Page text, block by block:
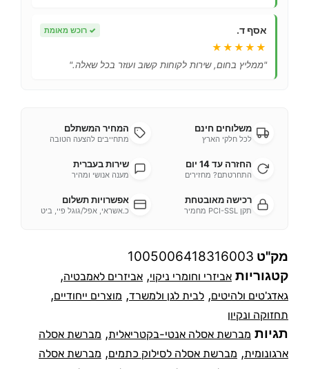
אסף ד. ✓ רוכש מאומת
★★★★★
"ממליץ בחום, שירות לקוחות קשוב ועוזר בכל שאלה."
משלוחים חינם
לכל חלקי הארץ
המחיר המשתלם
מתחייבים להצעה הטובה
החזרה עד 14 יום
התחרטתם? מחזירים
שירות בעברית
מענה אנושי ומהיר
רכישה מאובטחת
תקן PCI-SSL מחמיר
אפשרויות תשלום
כ.אשראי, אפל/גוגל פיי, ביט
מק"ט 1005006418316003
קטגוריות אביזרי וחומרי ניקוי, אביזרים לאמבטיה,
גאדג'טים ולהיטים, לבית לגן ולמשרד, מוצרים ייחודיים,
תחזוקה ונקיון
תגיות מברשת אסלה אנטי-בקטריאלית, מברשת אסלה
ארגונומית, מברשת אסלה לסילוק כתמים, מברשת אסלה